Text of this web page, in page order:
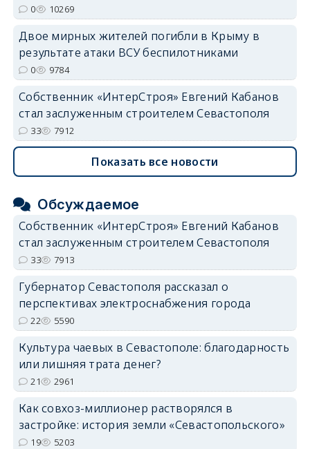
0 10269
Двое мирных жителей погибли в Крыму в
результате атаки ВСУ беспилотниками
0 9784
Собственник «ИнтерСтроя» Евгений Кабанов
стал заслуженным строителем Севастополя
33 7912
Показать все новости
Обсуждаемое
Собственник «ИнтерСтроя» Евгений Кабанов
стал заслуженным строителем Севастополя
33 7913
Губернатор Севастополя рассказал о
перспективах электроснабжения города
22 5590
Культура чаевых в Севастополе: благодарность
или лишняя трата денег?
21 2961
Как совхоз-миллионер растворялся в
застройке: история земли «Севастопольского»
19 5203